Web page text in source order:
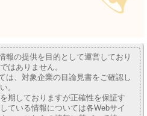
報の提供を目的として運営しており
はありません。
は、対象企業の目論見書をご確認し
。
期しておりますが正確性を保証す
ている情報については各Webサイ